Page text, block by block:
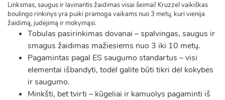
Linksmas, saugus ir lavinantis žaidimas visai šeimai! Kruzzel vaikiškas
boulingo rinkinys yra puiki pramoga vaikams nuo 3 metų, kuri vienija
žaidimą, judėjimą ir mokymąsi.
Tobulas pasirinkimas dovanai – spalvingas, saugus ir
smagus žaidimas mažiesiems nuo 3 iki 10 metų.
Pagamintas pagal ES saugumo standartus – visi
elementai išbandyti, todėl galite būti tikri dėl kokybės
ir saugumo.
Minkšti, bet tvirti – kūgeliai ir kamuolys pagaminti iš